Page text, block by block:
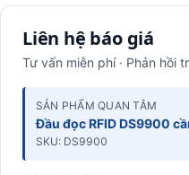
Liên hệ báo giá
Tư vấn miễn phí · Phản hồi
SẢN PHẨM QUAN TÂM
Đầu đọc RFID DS9900
SKU: DS9900